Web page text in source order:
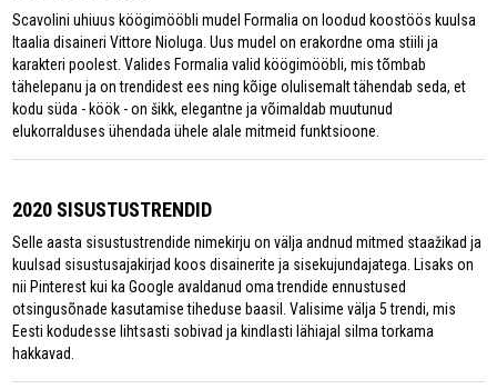
Scavolini uhiuus köögimööbli mudel Formalia on loodud koostöös kuulsa
Itaalia disaineri Vittore Nioluga. Uus mudel on erakordne oma stiili ja
karakteri poolest. Valides Formalia valid köögimööbli, mis tõmbab
tähelepanu ja on trendidest ees ning kõige olulisemalt tähendab seda, et
kodu süda - köök - on šikk, elegantne ja võimaldab muutunud
elukorralduses ühendada ühele alale mitmeid funktsioone.
2020 SISUSTUSTRENDID
Selle aasta sisustustrendide nimekirju on välja andnud mitmed staažikad ja
kuulsad sisustusajakirjad koos disainerite ja sisekujundajatega. Lisaks on
nii Pinterest kui ka Google avaldanud oma trendide ennustused
otsingusõnade kasutamise tiheduse baasil. Valisime välja 5 trendi, mis
Eesti kodudesse lihtsasti sobivad ja kindlasti lähiajal silma torkama
hakkavad.